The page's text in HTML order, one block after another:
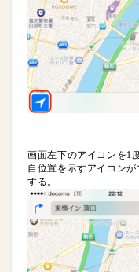
画面左下のアイコンを1
自位置を示すアイコン
する。